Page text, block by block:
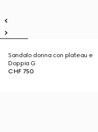
Sandalo donna con plateau e
Doppia G
CHF 750